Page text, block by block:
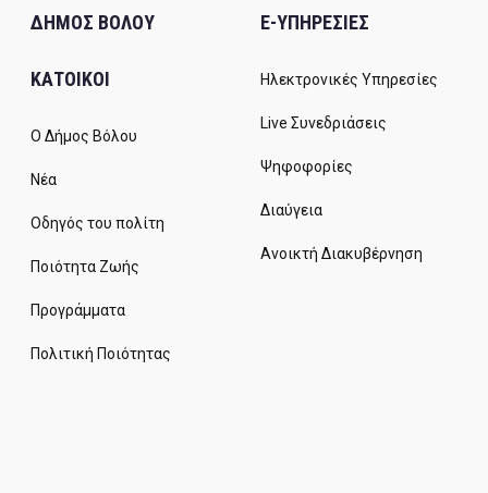
ΔΗΜΟΣ ΒΟΛΟΥ
ΚΑΤΟΙΚΟΙ
Ο Δήμος Βόλου
Νέα
Οδηγός του πολίτη
Ποιότητα Ζωής
Προγράμματα
Πολιτική Ποιότητας
E-ΥΠΗΡΕΣΙΕΣ
Ηλεκτρονικές Υπηρεσίες
Live Συνεδριάσεις
Ψηφοφορίες
Διαύγεια
Ανοικτή Διακυβέρνηση